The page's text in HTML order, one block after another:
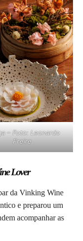
– Foto: Leonardo
Freire
Lover
da Vinking Wine
e preparou um
acompanhar as